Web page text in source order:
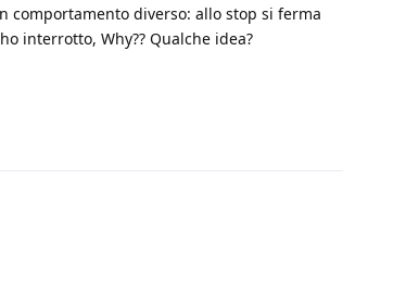
comportamento diverso: allo stop si ferma
interrotto, Why?? Qualche idea?